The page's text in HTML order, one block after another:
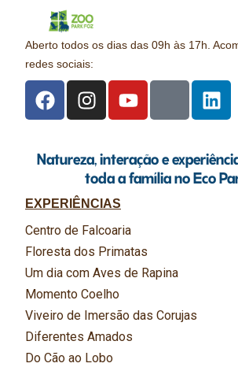
Aberto todos os dias das 09h às 17h.
redes sociais:
Natureza, interação e
toda a família no Eco
EXPERIÊNCIAS
Centro de Falcoaria
Floresta dos Primatas
Um dia com Aves de Rapina
Momento Coelho
Viveiro de Imersão das Corujas
Diferentes Amados
Do Cão ao Lobo